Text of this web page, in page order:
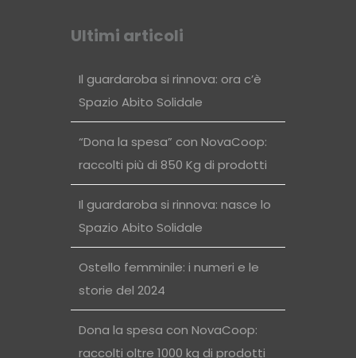
Ultimi articoli
Il guardaroba si rinnova: ora c’è
Spazio Abito Solidale
“Dona la spesa” con NovaCoop:
raccolti più di 850 Kg di prodotti
Il guardaroba si rinnova: nasce lo
Spazio Abito Solidale
Ostello femminile: i numeri e le
storie del 2024
Dona la spesa con NovaCoop:
raccolti oltre 1000 kg di prodotti